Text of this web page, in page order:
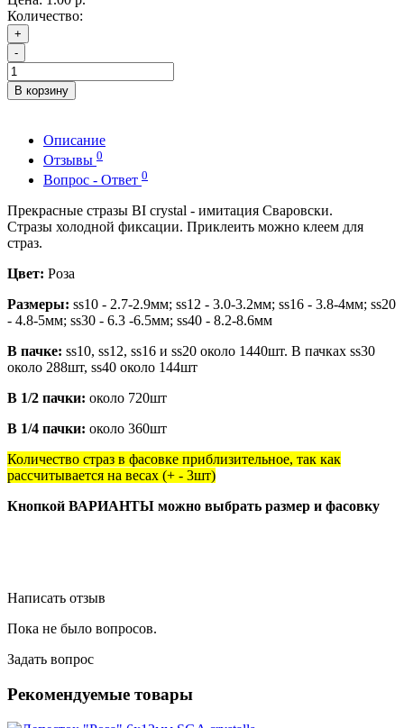
Количество:
+
-
В корзину
Описание
Отзывы 0
Вопрос - Ответ 0
Прекрасные стразы BI crystal - имитация Сваровски.
Стразы холодной фиксации. Приклеить можно клеем для
страз.
Цвет: Роза
Размеры: ss10 - 2.7-2.9мм; ss12 - 3.0-3.2мм; ss16 - 3.8-4мм; ss20
- 4.8-5мм; ss30 - 6.3 -6.5мм; ss40 - 8.2-8.6мм
В пачке: ss10, ss12, ss16 и ss20 около 1440шт. В пачках ss30
около 288шт, ss40 около 144шт
В 1/2 пачки: около 720шт
В 1/4 пачки: около 360шт
Количество страз в фасовке приблизительное, так как
рассчитывается на весах (+ - 3шт)
Кнопкой ВАРИАНТЫ можно выбрать размер и фасовку
Написать отзыв
Пока не было вопросов.
Задать вопрос
Рекомендуемые товары